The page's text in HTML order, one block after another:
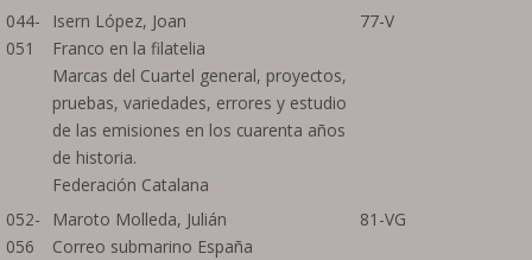
044-
051
Isern López, Joan
Franco en la filatelia
Marcas del Cuartel general, proyectos,
pruebas, variedades, errores y estudio
de las emisiones en los cuarenta años
de historia.
Federación Catalana
77-V
052-
056
Maroto Molleda, Julián
Correo submarino España
81-VG